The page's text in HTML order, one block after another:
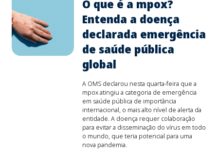
O que é a mpox?
Entenda a doença
declarada emergência
de saúde pública
global
A OMS declarou nesta quarta-feira que a
mpox atingiu a categoria de emergência
em saúde pública de importância
internacional, o mais alto nível de alerta da
entidade. A doença requer colaboração
para evitar a disseminação do vírus em todo
o mundo, que teria potencial para uma
nova pandemia.